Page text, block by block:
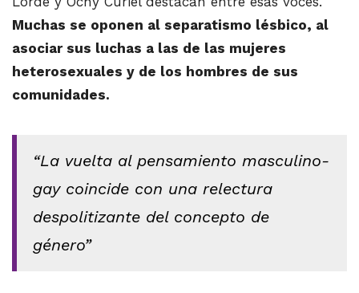
Muchas se oponen al separatismo lésbico, al
asociar sus luchas a las de las mujeres
heterosexuales y de los hombres de sus
comunidades.
“La vuelta al pensamiento masculino-
gay coincide con una relectura
despolitizante del concepto de
género”